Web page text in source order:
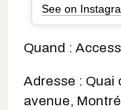
See on
Quand :
Adresse : Quai
avenue,